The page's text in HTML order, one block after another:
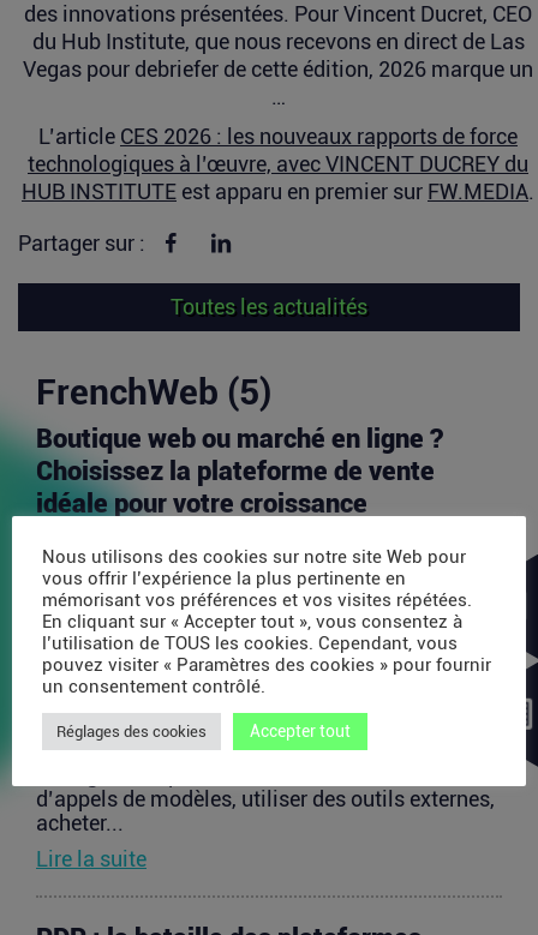
des innovations présentées. Pour Vincent Ducret, CEO
du Hub Institute, que nous recevons en direct de Las
Vegas pour debriefer de cette édition, 2026 marque un
…
L’article CES 2026 : les nouveaux rapports de force
technologiques à l’œuvre, avec VINCENT DUCREY du
HUB INSTITUTE est apparu en premier sur FW.MEDIA.
Partager sur : Partager sur Facebook
Toutes les actualités
FrenchWeb (5)
Boutique web ou marché en ligne ?
Choisissez la plateforme de vente
idéale pour votre croissance
vendeurs en ligne est d’identifier les canaux de...
Lire la suite
Avec 35 millions de dollars, SAPIOM
veut devenir le contrôleur de gestion
des agents IA
d’appels de modèles, utiliser des outils externes,
acheter...
Lire la suite
Nous utilisons des cookies sur notre site Web pour
vous offrir l’expérience la plus pertinente en
mémorisant vos préférences et vos visites répétées.
En cliquant sur « Accepter tout », vous consentez à
l’utilisation de TOUS les cookies. Cependant, vous
pouvez visiter « Paramètres des cookies » pour fournir
un consentement contrôlé.
Réglages des cookies Accepter tout